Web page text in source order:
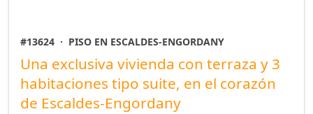
#13624 · PISO EN ESCALDES-ENGORDANY
Una exclusiva vivienda con terraza y 3
habitaciones tipo suite, en el corazón
de Escaldes-Engordany